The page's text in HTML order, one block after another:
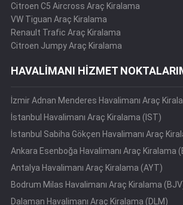
Citroen C5 Aircross Araç Kiralama
VW Tiguan Araç Kiralama
Renault Trafic Araç Kiralama
Citroen Jumpy Araç Kiralama
HAVALİMANI HİZMET
İzmir Adnan Menderes Havalimanı Araç
İstanbul Havalimanı Araç Kiralama (IST)
İstanbul Sabiha Gökçen Havalimanı Araç
Ankara Esenboğa Havalimanı Araç Kiralama
Antalya Havalimanı Araç Kiralama (AYT)
Bodrum Milas Havalimanı Araç Kiralama
Dalaman Havalimanı Araç Kiralama (DLM)